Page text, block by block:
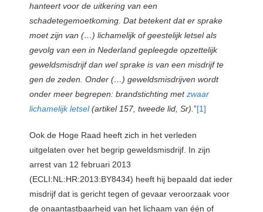
hanteert voor de uitkering van een
schadetegemoetkoming. Dat betekent dat er sprake
moet zijn van (…) lichamelijk of geestelijk letsel als
gevolg van een in Nederland gepleegde opzettelijk
geweldsmisdrijf dan wel sprake is van een misdrijf te
gen de zeden. Onder (…) geweldsmisdrijven wordt
onder meer begrepen: brandstichting metzwaar
lichamelijk letsel(artikel 157, tweede lid, Sr). ”[1]
Ook de Hoge Raad heeft zich in het verleden
uitgelaten over het begrip geweldsmisdrijf. In zijn
arrest van 12 februari 2013
(ECLI:NL:HR:2013:BY8434) heeft hij bepaald dat ieder
misdrijf dat is gericht tegen of gevaar veroorzaak voor
de onaantastbaarheid van het lichaam van één of